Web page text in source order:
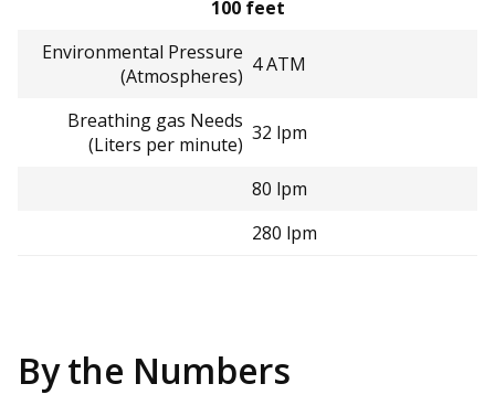
100 feet
Environmental Pressure
(Atmospheres) 4 ATM
Breathing gas Needs
(Liters per minute) 32 lpm
80 lpm
280 lpm
By the Numbers